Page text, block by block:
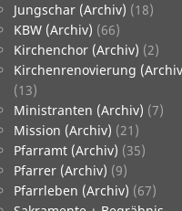
Jungschar (Archiv) (18)
KBW (Archiv) (66)
Kirchenchor (Archiv) (2)
Kirchenrenovierung
(13)
Ministranten (Archiv) (7)
Mission (Archiv) (21)
Pfarramt (Archiv) (35)
Pfarrer (Archiv) (9)
Pfarrleben (Archiv) (67)